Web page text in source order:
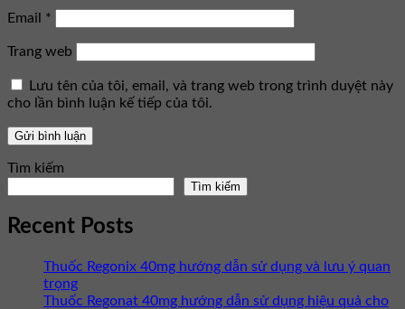
Email *
Trang web
Lưu tên của tôi, email, và trang web trong trình duyệt này
cho lần bình luận kế tiếp của tôi.
Tìm kiếm
Tìm kiếm
Recent Posts
Thuốc Regonix 40mg hướng dẫn sử dụng và lưu ý quan
trọng
Thuốc Regonat 40mg hướng dẫn sử dụng hiệu quả cho